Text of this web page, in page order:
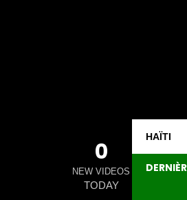
0
NEW VIDEOS
TODAY
HAÏTI